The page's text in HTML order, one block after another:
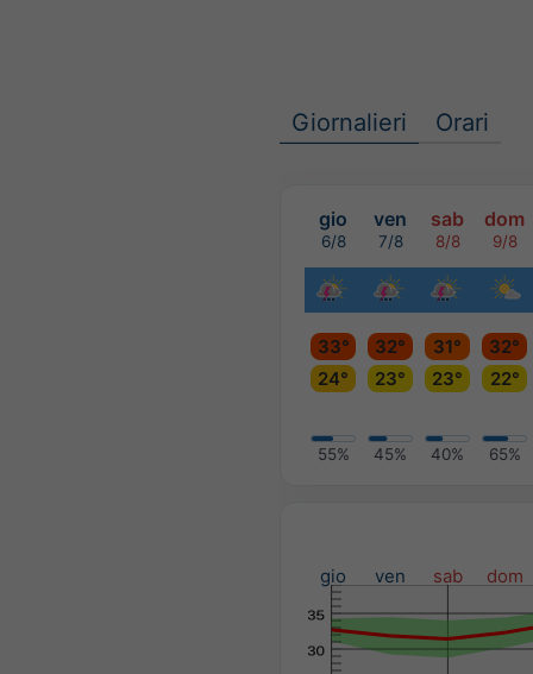
Giornalieri Orari
gio ven sab dom
6/8 7/8 8/8 9/8
33° 32° 31°
32°
24°
23° 23° 22°
55% 45% 40% 65%
gio ven sab dom